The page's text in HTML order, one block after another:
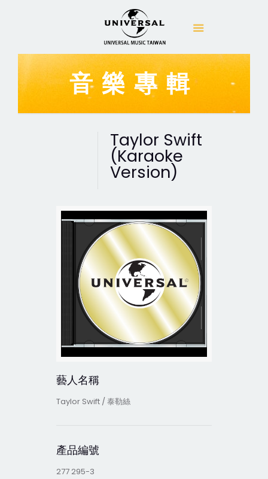
音樂專輯
Taylor Swift
(Karaoke
Version)
藝人名稱
Taylor Swift / 泰勒絲
產品編號
277 295-3